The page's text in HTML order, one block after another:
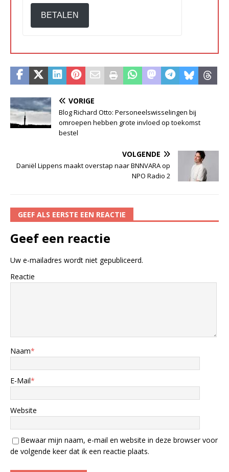
BETALEN
VORIGE
Blog Richard Otto: Personeelswisselingen bij
omroepen hebben grote invloed op toekomst
bestel
VOLGENDE
Daniël Lippens maakt overstap naar BNNVARA op
NPO Radio 2
GEEF ALS EERSTE EEN REACTIE
Geef een reactie
Uw e-mailadres wordt niet gepubliceerd.
Reactie
Naam*
E-Mail*
Website
Bewaar mijn naam, e-mail en website in deze browser voor
de volgende keer dat ik een reactie plaats.